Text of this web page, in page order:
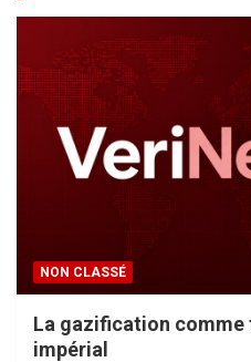
NON CLASSÉ
La gazification
impérial